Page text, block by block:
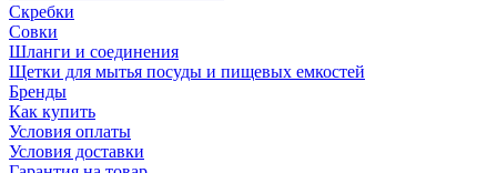
Скребки
Совки
Шланги и соединения
Щетки для мытья посуды и пищевых емкостей
Бренды
Как купить
Условия оплаты
Условия доставки